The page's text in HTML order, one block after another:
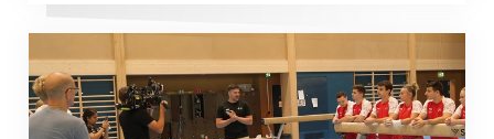
Mit klaren Zielen nach Zagreb